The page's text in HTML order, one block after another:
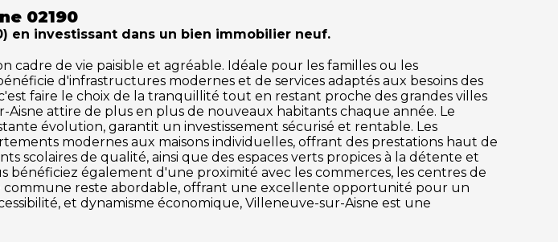
02190
en investissant dans un bien immobilier neuf.
cadre de vie paisible et agréable. Idéale pour les familles ou les
d'infrastructures modernes et de services adaptés aux besoins des
faire le choix de la tranquillité tout en restant proche des grandes villes
attire de plus en plus de nouveaux habitants chaque année. Le
évolution, garantit un investissement sécurisé et rentable. Les
modernes aux maisons individuelles, offrant des prestations haut de
scolaires de qualité, ainsi que des espaces verts propices à la détente et
bénéficiez également d'une proximité avec les commerces, les centres de
commune reste abordable, offrant une excellente opportunité pour un
et dynamisme économique, Villeneuve-sur-Aisne est une